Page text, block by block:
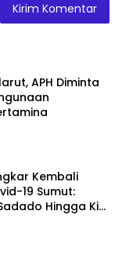
APH Diminta
Kembali
19 Sumut:
Hingga Kini